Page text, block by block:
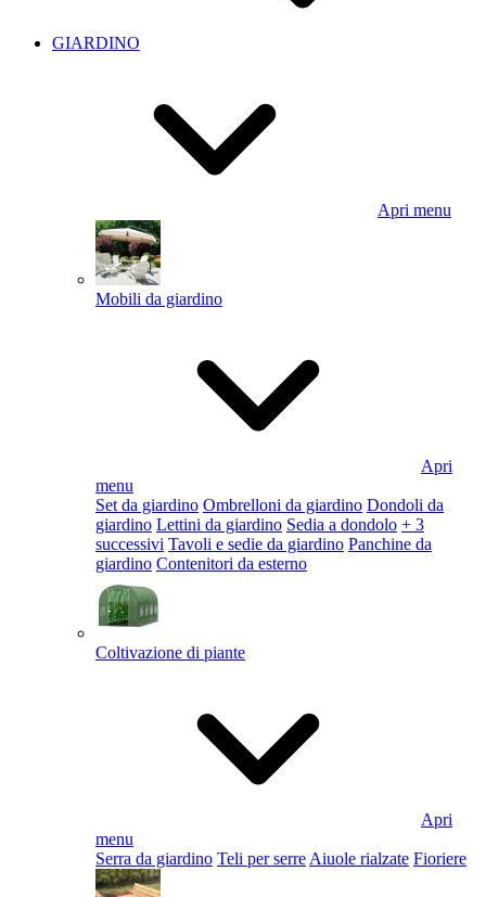
GIARDINO
Apri menu
Mobili da giardino
Apri
menu
Set da giardino Ombrelloni da giardino Dondoli da
giardino Lettini da giardino Sedia a dondolo + 3
successivi Tavoli e sedie da giardino Panchine da
giardino Contenitori da esterno
Coltivazione di piante
Apri
menu
Serra da giardino Teli per serre Aiuole rialzate Fioriere